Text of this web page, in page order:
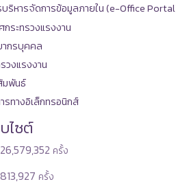
บริหารจัดการข้อมูลภายใน (e-Office
ระทรวงแรงงาน
ากรบุคคล
งแรงงาน
มพันธ์
รทางอิเล็กทรอนิกส์
ไซต์
26,579,352 ครั้ง
813,927 ครั้ง